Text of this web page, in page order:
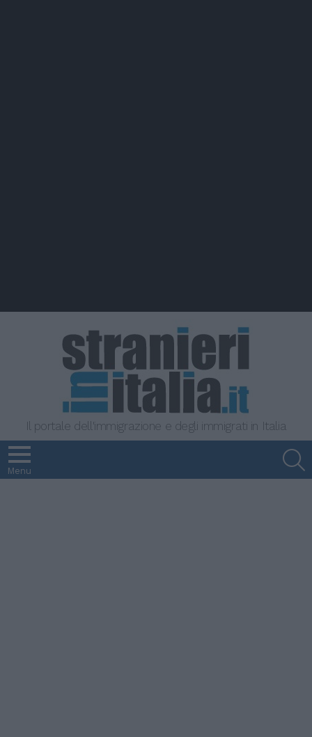
Il portale dell'immigrazione e degli immigrati in Italia
Menu